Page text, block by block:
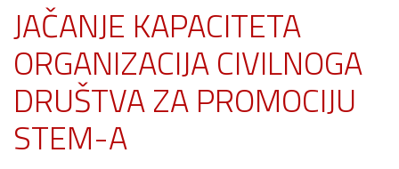
JAČANJE KAPACITETA
ORGANIZACIJA CIVILNOGA
DRUŠTVA ZA PROMOCIJU
STEM-A